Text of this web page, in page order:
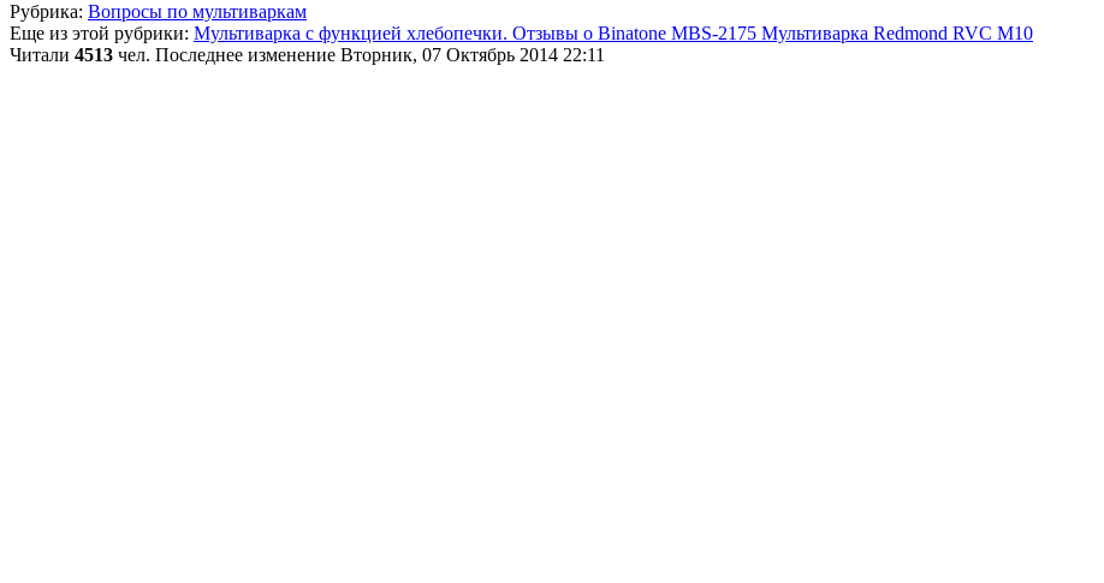
Рубрика: Вопросы по мультиваркам
Еще из этой рубрики: Мультиварка с функцией хлебопечки. Отзывы о Binatone MBS-2175 Мультиварка Redmond RVC M10
Читали 4513 чел. Последнее изменение Вторник, 07 Октябрь 2014 22:11